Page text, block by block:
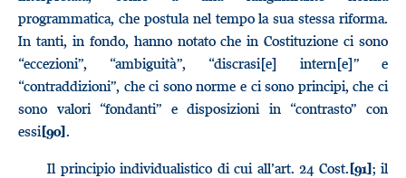
programmatica, che postula nel tempo la sua stessa riforma.
In tanti, in fondo, hanno notato che in Costituzione ci sono
“eccezioni”, “ambiguità”, “discrasi[e] intern[e]” e
“contraddizioni”, che ci sono norme e ci sono principi, che ci
sono valori “fondanti” e disposizioni in “contrasto” con
essi[90].
Il principio individualistico di cui all’art. 24 Cost.[91]; il